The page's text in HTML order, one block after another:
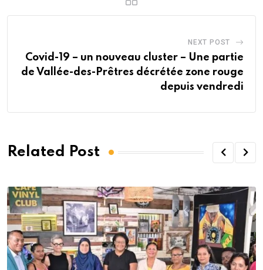
NEXT POST
Covid-19 – un nouveau cluster – Une partie
de Vallée-des-Prêtres décrétée zone rouge
depuis vendredi
Related Post